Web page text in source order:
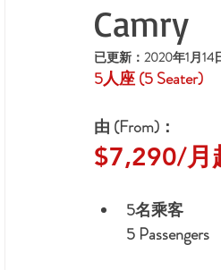
Camry
已更新： 2020年1月14
5人座 (5 Seater)
由 (From)：
$7,290/月
5名乘客
5 Passengers